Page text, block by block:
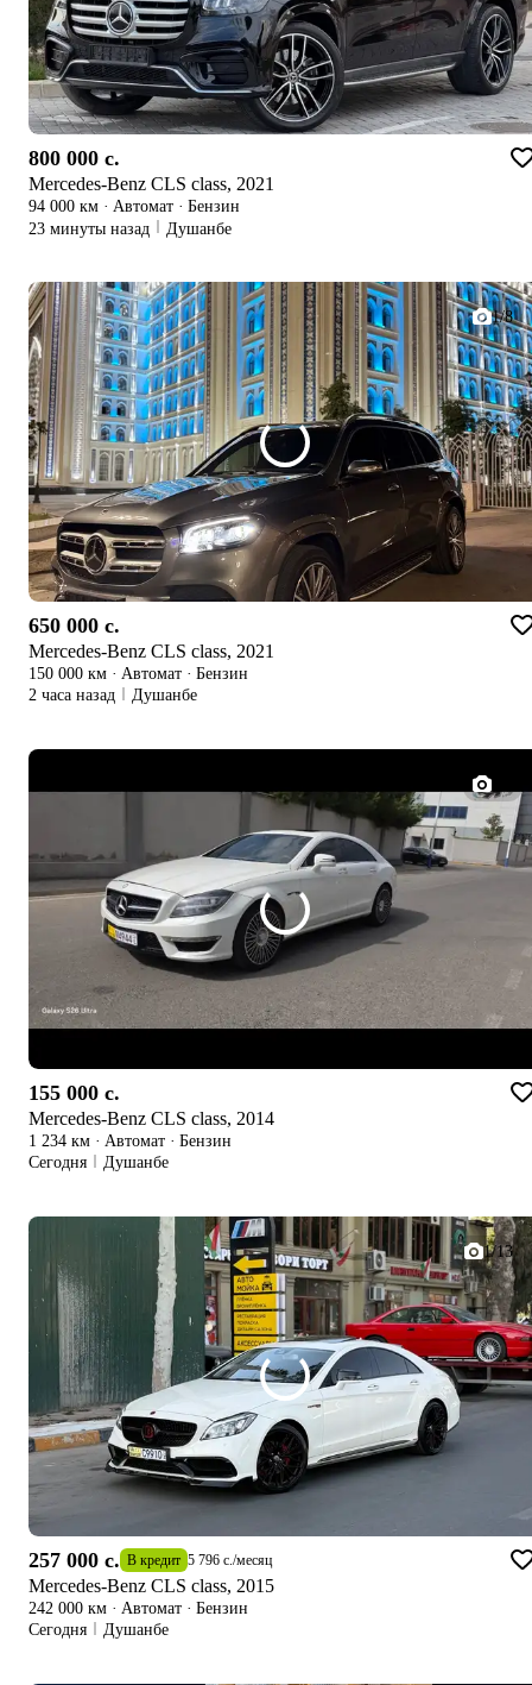
800 000 c.
Mercedes-Benz CLS class, 2021
94 000 км · Автомат · Бензин
23 минуты назад
Душанбе
1/8
650 000 c.
Mercedes-Benz CLS class, 2021
150 000 км · Автомат · Бензин
2 часа назад
Душанбе
155 000 c.
Mercedes-Benz CLS class, 2014
1 234 км · Автомат · Бензин
Сегодня
Душанбе
1/13
257 000 c. В кредит 5 796 c. /месяц
Mercedes-Benz CLS class, 2015
242 000 км · Автомат · Бензин
Сегодня
Душанбе